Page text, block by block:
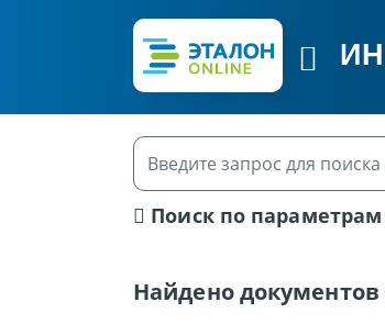
Поиск по параметрам
Найдено документов